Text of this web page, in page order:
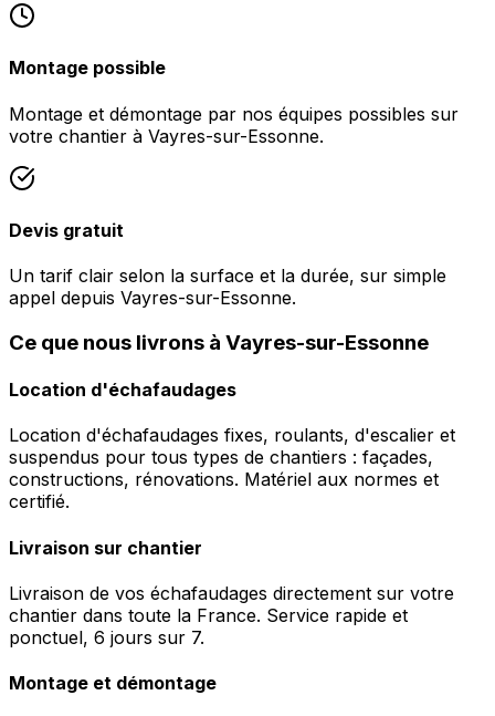
Montage possible
Montage et démontage par nos équipes possibles sur
votre chantier à Vayres-sur-Essonne.
Devis gratuit
Un tarif clair selon la surface et la durée, sur simple
appel depuis Vayres-sur-Essonne.
Ce que nous livrons à Vayres-sur-Essonne
Location d'échafaudages
Location d'échafaudages fixes, roulants, d'escalier et
suspendus pour tous types de chantiers : façades,
constructions, rénovations. Matériel aux normes et
certifié.
Livraison sur chantier
Livraison de vos échafaudages directement sur votre
chantier dans toute la France. Service rapide et
ponctuel, 6 jours sur 7.
Montage et démontage